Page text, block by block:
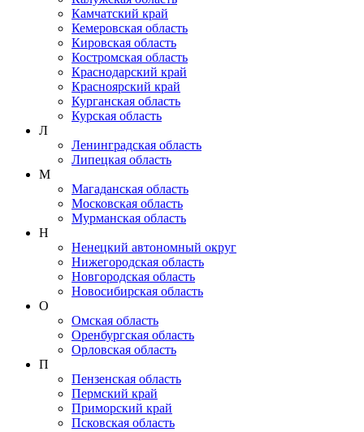
Камчатский край
Кемеровская область
Кировская область
Костромская область
Краснодарский край
Красноярский край
Курганская область
Курская область
Л
Ленинградская область
Липецкая область
М
Магаданская область
Московская область
Мурманская область
Н
Ненецкий автономный округ
Нижегородская область
Новгородская область
Новосибирская область
О
Омская область
Оренбургская область
Орловская область
П
Пензенская область
Пермский край
Приморский край
Псковская область